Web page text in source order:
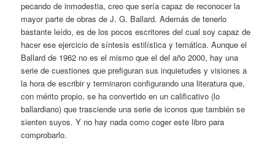
pecando de inmodestia, creo que sería capaz de reconocer la
mayor parte de obras de J. G. Ballard. Además de tenerlo
bastante leído, es de los pocos escritores del cual soy capaz de
hacer ese ejercicio de síntesis estilística y temática. Aunque el
Ballard de 1962 no es el mismo que el del año 2000, hay una
serie de cuestiones que prefiguran sus inquietudes y visiones a
la hora de escribir y terminaron configurando una literatura que,
con mérito propio, se ha convertido en un calificativo (lo
ballardiano) que trasciende una serie de iconos que también se
sienten suyos. Y no hay nada como coger este libro para
comprobarlo.